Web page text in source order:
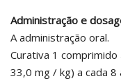
Administração e
A administração oral.
Curativa 1
33,0 mg / kg) a cada 8